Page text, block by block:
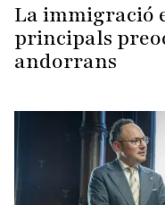
La immigració
principals
andorrans